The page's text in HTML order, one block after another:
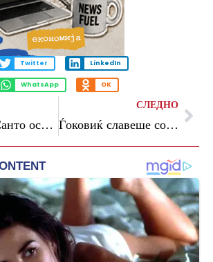
Twitter LinkedIn
WhatsApp OK
Еспирито Санто останува тренер на Вест Хем
СЛЕДНО
Ѓоковиќ славеше со непотребни компликации